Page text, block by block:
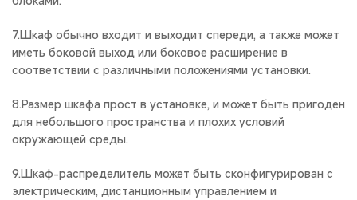
7.Шкаф обычно входит и выходит спереди, а также может
иметь боковой выход или боковое расширение в
соответствии с различными положениями установки.
8.Размер шкафа прост в установке, и может быть пригоден
для небольшого пространства и плохих условий
окружающей среды.
9.Шкаф-распределитель может быть сконфигурирован с
электрическим, дистанционным управлением и